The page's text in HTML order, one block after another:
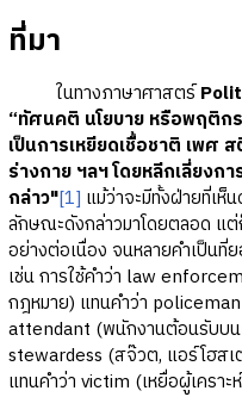
ที่มา
ในทางภาษาศาสตร์
“ทัศนคติ นโยบาย หรือพฤติก
เป็นการเหยียดเชื้อชาติ เพ
ร่างกาย ฯลฯ โดยหลีกเลี่ยงก
กล่าว"[1] แม้ว่าจะมีทั้งฝ่ายที่เห็
ลักษณะดังกล่าวมาโดยตลอด แต่
อย่างต่อเนื่อง จนหลายคำเป็นที่
เช่น การใช้คำว่า law
กฎหมาย) แทนคำว่า
attendant (พนักงานต้อนรับบน
stewardess (สจ๊วต, แอร์โฮส
แทนคำว่า victim (เหยื่อผู้เคราะ